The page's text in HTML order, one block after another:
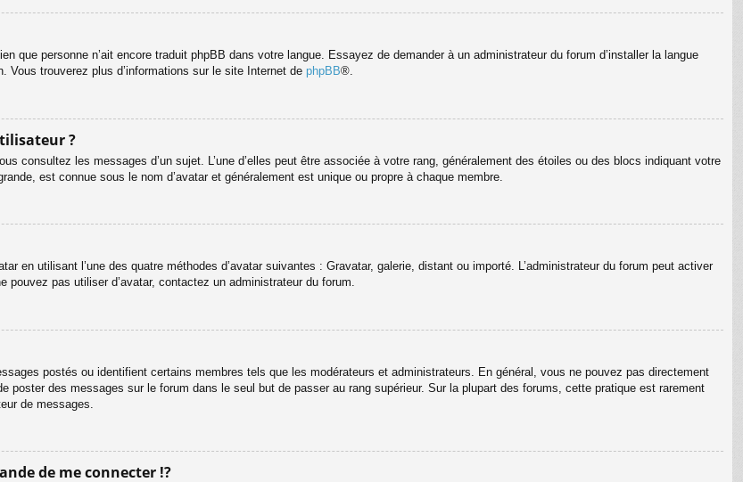
que personne n’ait encore traduit phpBB dans votre langue. Essayez de demander à un administrateur du forum d’installer la langue
Vous trouverez plus d’informations sur le site Internet de phpBB®.
?
consultez les messages d’un sujet. L’une d’elles peut être associée à votre rang, généralement des étoiles ou des blocs indiquant votre
est connue sous le nom d’avatar et généralement est unique ou propre à chaque membre.
en utilisant l’une des quatre méthodes d’avatar suivantes : Gravatar, galerie, distant ou importé. L’administrateur du forum peut activer
pas utiliser d’avatar, contactez un administrateur du forum.
postés ou identifient certains membres tels que les modérateurs et administrateurs. En général, vous ne pouvez pas directement
poster des messages sur le forum dans le seul but de passer au rang supérieur. Sur la plupart des forums, cette pratique est rarement
de messages.
de me connecter !?